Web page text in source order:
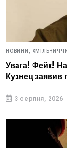
НОВИНИ,
Увага! Фейк!
Кузнец заявив
3 серпня, 2026